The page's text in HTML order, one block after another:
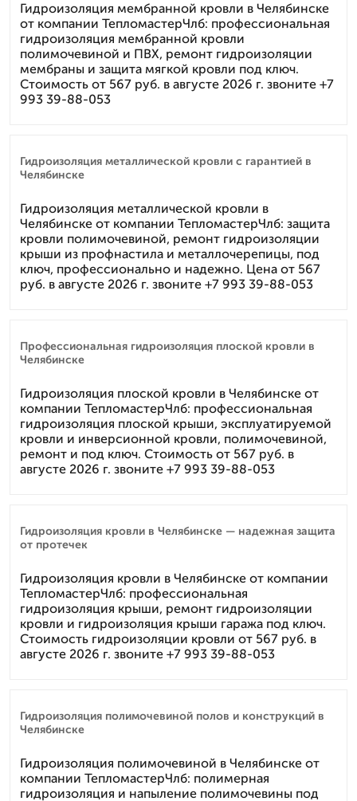
Гидроизоляция мембранной кровли в Челябинске
от компании ТепломастерЧлб: профессиональная
гидроизоляция мембранной кровли
полимочевиной и ПВХ, ремонт гидроизоляции
мембраны и защита мягкой кровли под ключ.
Стоимость от 567 руб. в августе 2026 г. звоните +7
993 39-88-053
Гидроизоляция металлической кровли с гарантией в
Челябинске
Гидроизоляция металлической кровли в
Челябинске от компании ТепломастерЧлб: защита
кровли полимочевиной, ремонт гидроизоляции
крыши из профнастила и металлочерепицы, под
ключ, профессионально и надежно. Цена от 567
руб. в августе 2026 г. звоните +7 993 39-88-053
Профессиональная гидроизоляция плоской кровли в
Челябинске
Гидроизоляция плоской кровли в Челябинске от
компании ТепломастерЧлб: профессиональная
гидроизоляция плоской крыши, эксплуатируемой
кровли и инверсионной кровли, полимочевиной,
ремонт и под ключ. Стоимость от 567 руб. в
августе 2026 г. звоните +7 993 39-88-053
Гидроизоляция кровли в Челябинске — надежная защита
от протечек
Гидроизоляция кровли в Челябинске от компании
ТепломастерЧлб: профессиональная
гидроизоляция крыши, ремонт гидроизоляции
кровли и гидроизоляция крыши гаража под ключ.
Стоимость гидроизоляции кровли от 567 руб. в
августе 2026 г. звоните +7 993 39-88-053
Гидроизоляция полимочевиной полов и конструкций в
Челябинске
Гидроизоляция полимочевиной в Челябинске от
компании ТепломастерЧлб: полимерная
гидроизоляция и напыление полимочевины под